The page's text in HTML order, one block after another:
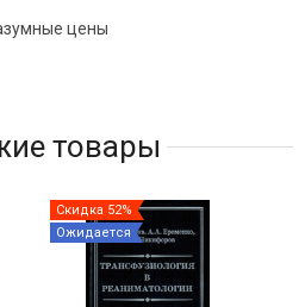
цены
товары
Скидка 52%
Ожидается